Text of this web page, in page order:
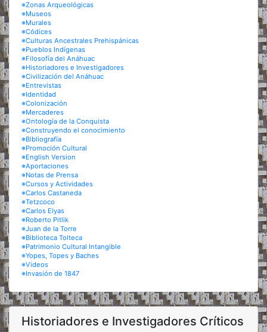
※Zonas Arqueológicas
※Museos
※Murales
※Códices
※Culturas Ancestrales Prehispánicas
※Pueblos Indígenas
※Filosofía del Anáhuac
※Historiadores e Investigadores
※Civilización del Anáhuac
※Entrevistas
※Identidad
※Colonización
※Mercaderes
※Ontología de la Conquista
※Construyendo el conocimiento
※Bibliografía
※Promoción Cultural
※English Version
※Aportaciones
※Notas de Prensa
※Cursos y Actividades
※Carlos Castaneda
※Tetzcoco
※Carlos Elyas
※Roberto Pitlik
※Juan de la Torre
※Biblioteca Tolteca
※Patrimonio Cultural Intangible
※Yopes, Topes y Baches
※Videos
※Invasión de 1847
Historiadores e Investigadores Críticos